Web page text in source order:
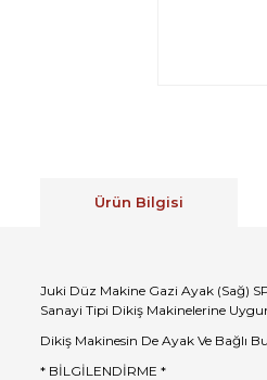
Ürün Bilgisi
Juki Düz Makine Gazi Ayak (Sağ)
Sanayi Tipi Dikiş Makinelerine
Dikiş Makinesin De Ayak Ve Bağlı
* BİLGİLENDİRME *